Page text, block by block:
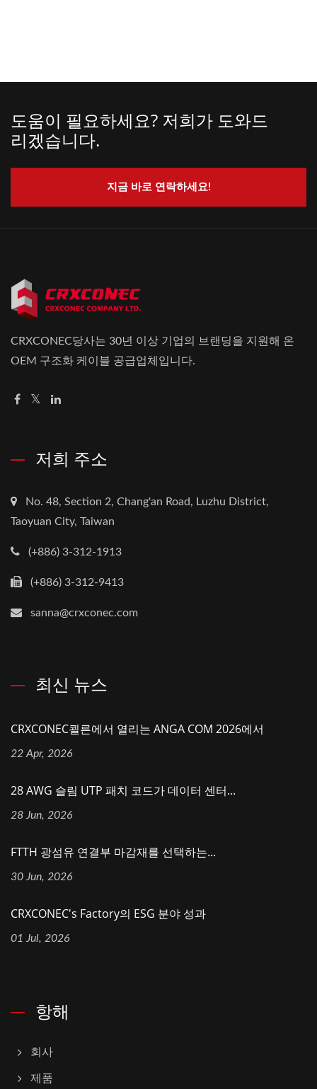
도움이 필요하세요? 저희가 도와드
리겠습니다.
지금 바로 연락하세요!
CRXCONEC당사는 30년 이상 기업의 브랜딩을 지원해 온
OEM 구조화 케이블 공급업체입니다.
저희 주소
No. 48, Section 2, Chang'an Road, Luzhu District,
Taoyuan City, Taiwan
(+886) 3-312-1913
(+886) 3-312-9413
sanna@crxconec.com
최신 뉴스
CRXCONEC쾰른에서 열리는 ANGA COM 2026에서
22 Apr, 2026
28 AWG 슬림 UTP 패치 코드가 데이터 센터...
28 Jun, 2026
FTTH 광섬유 연결부 마감재를 선택하는...
30 Jun, 2026
CRXCONEC's Factory의 ESG 분야 성과
01 Jul, 2026
항해
회사
제품